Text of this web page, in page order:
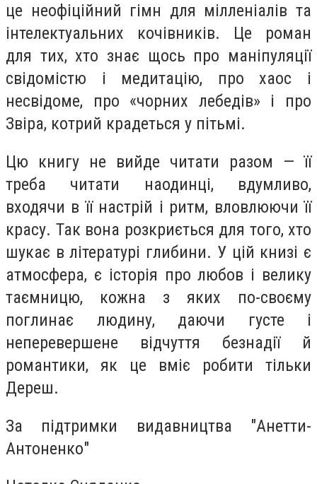
це неофіційний гімн для мілленіалів та
інтелектуальних кочівників. Це роман
для тих, хто знає щось про маніпуляції
свідомістю і медитацію, про хаос і
несвідоме, про «чорних лебедів» і про
Звіра, котрий крадеться у пітьмі.
Цю книгу не вийде читати разом — її
треба читати наодинці, вдумливо,
входячи в її настрій і ритм, вловлюючи її
красу. Так вона розкриється для того, хто
шукає в літературі глибини. У цій книзі є
атмосфера, є історія про любов і велику
таємницю, кожна з яких по-своєму
поглинає людину, даючи густе і
неперевершене відчуття безнадії й
романтики, як це вміє робити тільки
Дереш.
За підтримки видавництва "Анетти-
Антоненко"